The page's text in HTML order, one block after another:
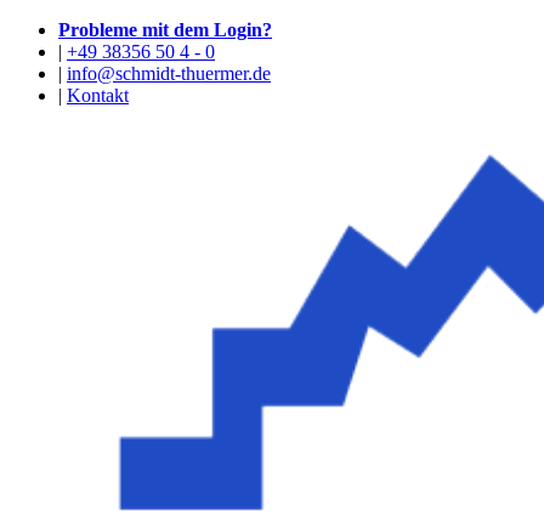
Probleme mit dem Login?
| +49 38356 50 4 - 0
| info@schmidt-thuermer.de
| Kontakt